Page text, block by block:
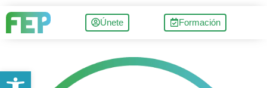
Únete Formación
Abrir barra de herramientas